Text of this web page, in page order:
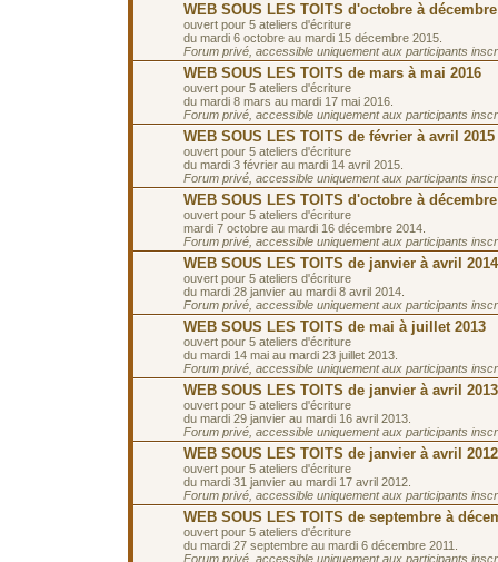
WEB SOUS LES TOITS d'octobre à décembre
ouvert pour 5 ateliers d'écriture
du mardi 6 octobre au mardi 15 décembre 2015.
Forum privé, accessible uniquement aux participants
WEB SOUS LES TOITS de mars à mai 2016
ouvert pour 5 ateliers d'écriture
du mardi 8 mars au mardi 17 mai 2016.
Forum privé, accessible uniquement aux participants
WEB SOUS LES TOITS de février à avril 2015
ouvert pour 5 ateliers d'écriture
du mardi 3 février au mardi 14 avril 2015.
Forum privé, accessible uniquement aux participants
WEB SOUS LES TOITS d'octobre à décembre
ouvert pour 5 ateliers d'écriture
mardi 7 octobre au mardi 16 décembre 2014.
Forum privé, accessible uniquement aux participants
WEB SOUS LES TOITS de janvier à avril 2014
ouvert pour 5 ateliers d'écriture
du mardi 28 janvier au mardi 8 avril 2014.
Forum privé, accessible uniquement aux participants
WEB SOUS LES TOITS de mai à juillet 2013
ouvert pour 5 ateliers d'écriture
du mardi 14 mai au mardi 23 juillet 2013.
Forum privé, accessible uniquement aux participants
WEB SOUS LES TOITS de janvier à avril 2013
ouvert pour 5 ateliers d'écriture
du mardi 29 janvier au mardi 16 avril 2013.
Forum privé, accessible uniquement aux participants
WEB SOUS LES TOITS de janvier à avril 2012
ouvert pour 5 ateliers d'écriture
du mardi 31 janvier au mardi 17 avril 2012.
Forum privé, accessible uniquement aux participants
WEB SOUS LES TOITS de septembre à
ouvert pour 5 ateliers d'écriture
du mardi 27 septembre au mardi 6 décembre 2011.
Forum privé, accessible uniquement aux participants